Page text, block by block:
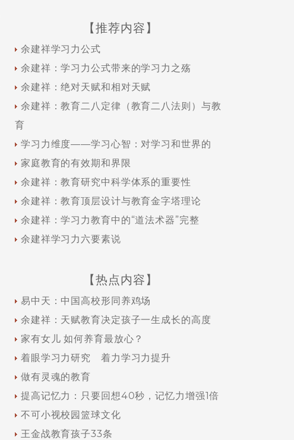
【推荐内容】
余建祥学习力公式
余建祥：学习力公式带来的学习力之殇
余建祥：绝对天赋和相对天赋
余建祥：教育二八定律（教育二八法则）与教
育
学习力维度——学习心智：对学习和世界的
家庭教育的有效期和界限
余建祥：教育研究中科学体系的重要性
余建祥：教育顶层设计与教育金字塔理论
余建祥：学习力教育中的“道法术器”完整
余建祥学习力六要素说
【热点内容】
易中天：中国高校形同养鸡场
余建祥：天赋教育决定孩子一生成长的高度
家有女儿 如何养育最放心？
着眼学习力研究 着力学习力提升
做有灵魂的教育
提高记忆力：只要回想40秒，记忆力增强1倍
不可小视校园篮球文化
王金战教育孩子33条